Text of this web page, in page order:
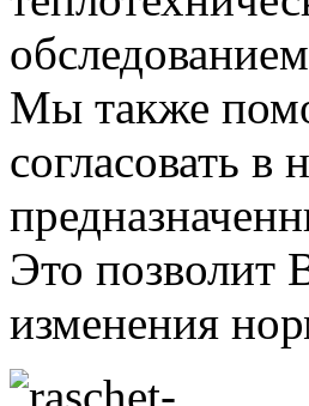
Мы также
согласовать
Это позволит
изменения